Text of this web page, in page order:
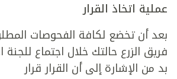
عملية اتخاذ القرار
بعد أن تخضع لكافة الفحوصات
فريق الزرع حالتك خلال اجتماع للجنة
بد من الإشارة إلى أن القرار قرار